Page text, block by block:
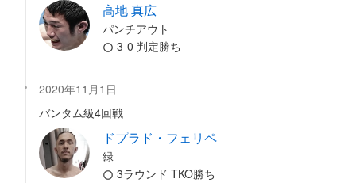
高地 真広
パンチアウト
3-0 判定勝ち
2020年11月1日
バンタム級4回戦
ドプラド・フェリペ
緑
3ラウンド TKO勝ち